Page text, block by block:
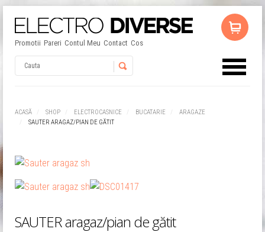
Promotii Pareri Contul Meu Contact Cos
ACASĂ SHOP ELECTROCASNICE BUCATARIE
ARAGAZE
SAUTER ARAGAZ/PIAN DE GĂTIT
SAUTER aragaz/pian de gătit
Username